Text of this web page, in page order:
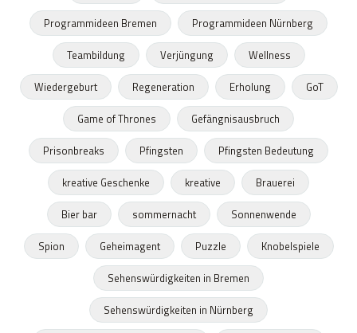
Programmideen Bremen
Programmideen Nürnberg
Teambildung
Verjüngung
Wellness
Wiedergeburt
Regeneration Erholung
GoT
Game of Thrones
Gefängnisausbruch
Prisonbreaks
Pfingsten
Pfingsten Bedeutung
kreative Geschenke
kreative
Brauerei
Bier bar
sommernacht
Sonnenwende
Spion
Geheimagent Puzzle
Knobelspiele
Sehenswürdigkeiten in Bremen
Sehenswürdigkeiten in Nürnberg